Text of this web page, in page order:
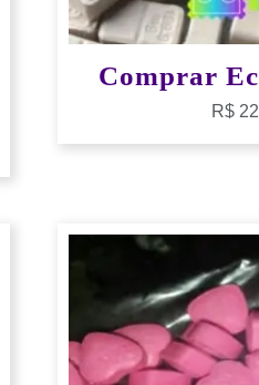
Comprar
R$